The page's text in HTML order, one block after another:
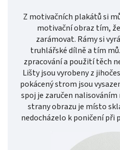
Z motivačních plakátů si
motivační obraz tím,
zarámovat. Rámy si
truhlářské dílně a tím
zpracování a použití těch
Lišty jsou vyrobeny z
pokácený strom jsou
spoj je zaručen
strany obrazu je místo
nedocházelo k poničení při